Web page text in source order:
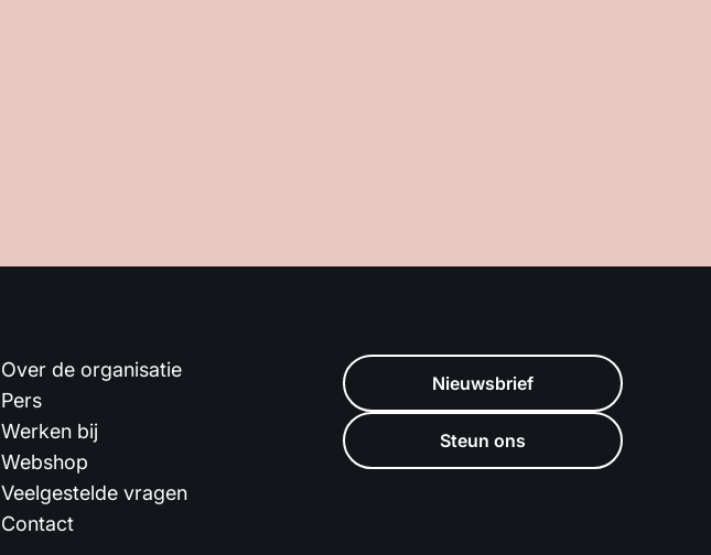
Over de organisatie
Pers
Werken bij
Webshop
Veelgestelde vragen
Contact
Nieuwsbrief
Steun ons